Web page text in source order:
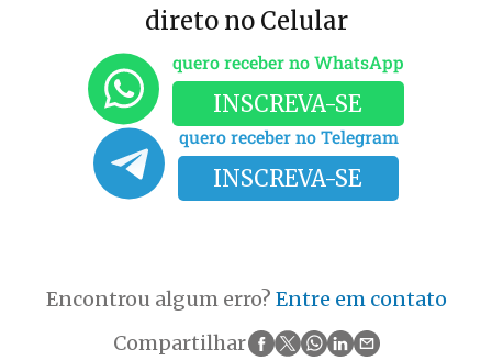
direto no Celular
quero receber no WhatsApp
INSCREVA-SE
quero receber no Telegram
INSCREVA-SE
Encontrou algum erro? Entre em contato
Compartilhar